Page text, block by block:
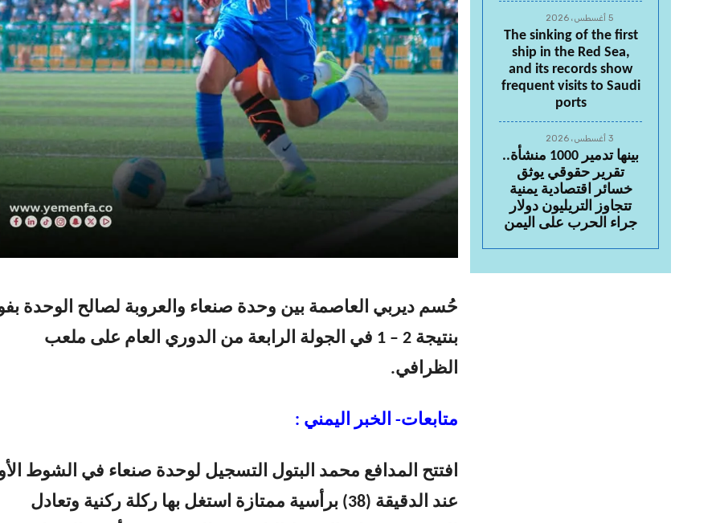
5 أغسطس، 2026
The sinking of the first
ship in the Red Sea,
and its records show
frequent visits to Saudi
ports
3 أغسطس، 2026
بينها تدمير 1000 منشأة..
تقرير حقوقي يوثق
خسائر اقتصادية يمنية
تتجاوز التريليون دولار
جراء الحرب على اليمن
حُسم ديربي العاصمة بين وحدة صنعاء والعروبة لصالح الوحدة
بنتيجة 2 – 1 في الجولة الرابعة من الدوري العام على ملعب
الظرافي.
متابعات- الخبر اليمني :
افتتح المدافع محمد البتول التسجيل لوحدة صنعاء في الشوط
عند الدقيقة (38) برأسية ممتازة استغل بها ركلة ركنية وتعادل